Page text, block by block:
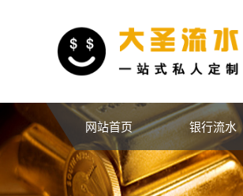
网站首页 银行流水